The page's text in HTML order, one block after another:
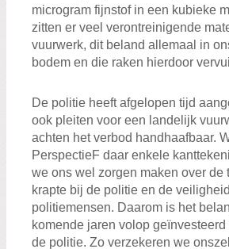
microgram fijnstof in een kubieke
zitten er veel verontreinigende
vuurwerk, dit beland allemaal in
bodem en die raken hierdoor
De politie heeft afgelopen tijd
ook pleiten voor een landelijk
achten het verbod handhaafbaar.
PerspectieF daar enkele
we ons wel zorgen maken over de
krapte bij de politie en de
politiemensen. Daarom is het
komende jaren volop
de politie. Zo verzekeren we